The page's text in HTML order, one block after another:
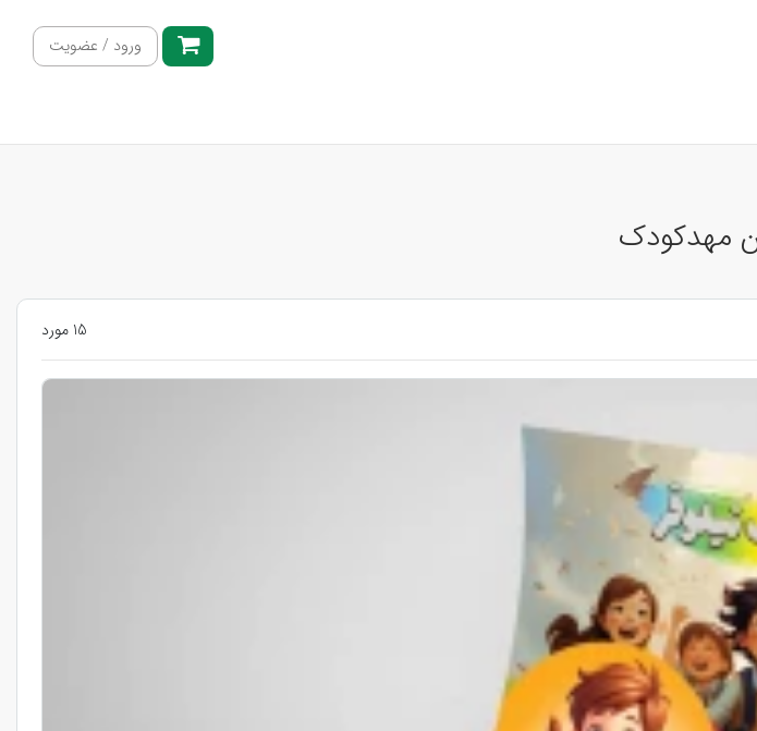
ورود / عضویت
مهدکودک
15 مورد